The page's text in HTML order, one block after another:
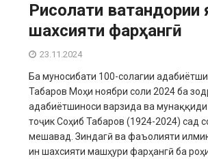
Рисолати ватандории
шахсияти фарҳангӣ
23.11.2024
Ба муносибати 100-солагии
Табаров Моҳи ноябри соли 2024 ба
адабиётшиноси варзида ва
тоҷик Соҳиб Табаров (1924-2024) сад
мешавад. Зиндагӣ ва фаъолияти
ин шахсияти машҳури фарҳангӣ ба